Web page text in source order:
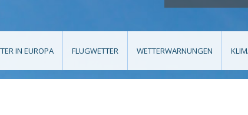
IN EUROPA FLUGWETTER WETTERWARNUNGEN